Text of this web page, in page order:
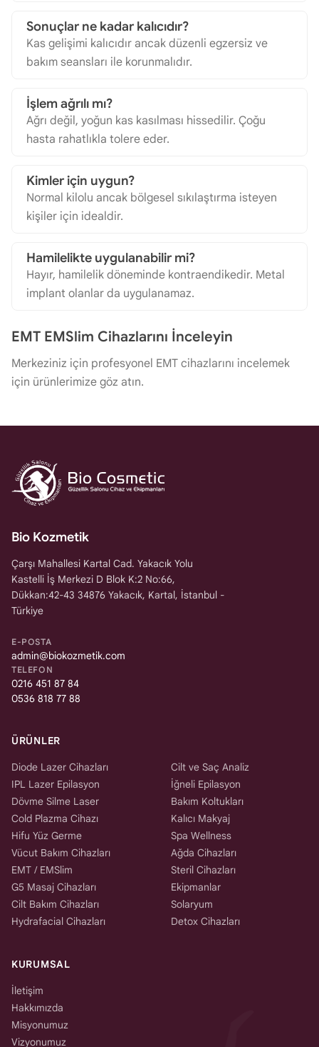
Sonuçlar ne kadar kalıcıdır?
Kas gelişimi kalıcıdır ancak düzenli egzersiz ve
bakım seansları ile korunmalıdır.
İşlem ağrılı mı?
Ağrı değil, yoğun kas kasılması hissedilir. Çoğu
hasta rahatlıkla tolere eder.
Kimler için uygun?
Normal kilolu ancak bölgesel sıkılaştırma isteyen
kişiler için idealdir.
Hamilelikte uygulanabilir mi?
Hayır, hamilelik döneminde kontraendikedir. Metal
implant olanlar da uygulanamaz.
EMT EMSlim Cihazlarını İnceleyin
Merkeziniz için profesyonel EMT cihazlarını incelemek
için ürünlerimize göz atın.
Bio Kozmetik
Çarşı Mahallesi Kartal Cad. Yakacık Yolu
Kastelli İş Merkezi D Blok K:2 No:66,
Dükkan:42-43 34876 Yakacık, Kartal, İstanbul -
Türkiye
E-POSTA
admin@biokozmetik.com
TELEFON
0216 451 87 84
0536 818 77 88
ÜRÜNLER
Diode Lazer Cihazları
IPL Lazer Epilasyon
Dövme Silme Laser
Cold Plazma Cihazı
Hifu Yüz Germe
Vücut Bakım Cihazları
EMT / EMSlim
G5 Masaj Cihazları
Cilt Bakım Cihazları
Hydrafacial Cihazları
Cilt ve Saç Analiz
İğneli Epilasyon
Bakım Koltukları
Kalıcı Makyaj
Spa Wellness
Ağda Cihazları
Steril Cihazları
Ekipmanlar
Solaryum
Detox Cihazları
KURUMSAL
İletişim
Hakkımızda
Misyonumuz
Vizyonumuz